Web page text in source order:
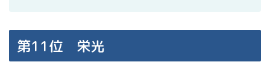
第11位 栄光